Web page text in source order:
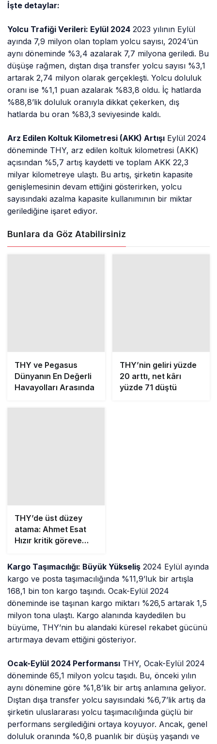
İşte detaylar:
Yolcu Trafiği Verileri: Eylül 2024 2023 yılının Eylül
ayında 7,9 milyon olan toplam yolcu sayısı, 2024’ün
aynı döneminde %3,4 azalarak 7,7 milyona geriledi. Bu
düşüşe rağmen, dıştan dışa transfer yolcu sayısı %3,1
artarak 2,74 milyon olarak gerçekleşti. Yolcu doluluk
oranı ise %1,1 puan azalarak %83,8 oldu. İç hatlarda
%88,8’lik doluluk oranıyla dikkat çekerken, dış
hatlarda bu oran %83,3 seviyesinde kaldı.
Arz Edilen Koltuk Kilometresi (AKK) Artışı Eylül 2024
döneminde THY, arz edilen koltuk kilometresi (AKK)
açısından %5,7 artış kaydetti ve toplam AKK 22,3
milyar kilometreye ulaştı. Bu artış, şirketin kapasite
genişlemesinin devam ettiğini gösterirken, yolcu
sayısındaki azalma kapasite kullanımının bir miktar
gerilediğine işaret ediyor.
Bunlara da Göz Atabilirsiniz
THY ve Pegasus
Dünyanın En Değerli
Havayolları Arasında
THY’nin geliri yüzde
20 arttı, net kârı
yüzde 71 düştü
THY’de üst düzey
atama: Ahmet Esat
Hızır kritik göreve
Kargo Taşımacılığı: Büyük Yükseliş 2024 Eylül ayında
kargo ve posta taşımacılığında %11,9’luk bir artışla
168,1 bin ton kargo taşındı. Ocak-Eylül 2024
döneminde ise taşınan kargo miktarı %26,5 artarak 1,5
milyon tona ulaştı. Kargo alanında kaydedilen bu
büyüme, THY’nin bu alandaki küresel rekabet gücünü
artırmaya devam ettiğini gösteriyor.
Ocak-Eylül 2024 Performansı THY, Ocak-Eylül 2024
döneminde 65,1 milyon yolcu taşıdı. Bu, önceki yılın
aynı dönemine göre %1,8’lik bir artış anlamına geliyor.
Dıştan dışa transfer yolcu sayısındaki %6,7’lik artış da
şirketin uluslararası yolcu taşımacılığında güçlü bir
performans sergilediğini ortaya koyuyor. Ancak, genel
doluluk oranında %0,8 puanlık bir düşüş yaşandı ve